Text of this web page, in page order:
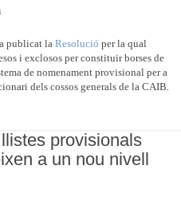
publicat la Resolució per la qual
i exclosos per constituir borses de
de nomenament provisional per a
dels cossos generals de la CAIB.
provisionals
a un nou nivell